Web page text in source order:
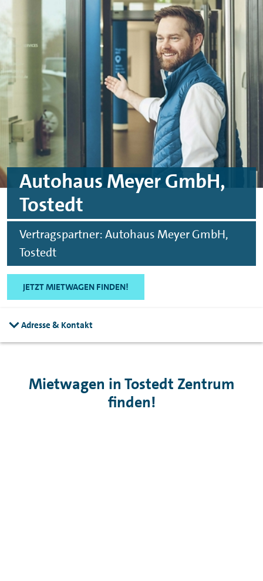
Skip to main content
Skip to footer
Autohaus Meyer GmbH,
Tostedt
Vertragspartner: Autohaus Meyer GmbH,
Tostedt
JETZT MIETWAGEN FINDEN!
Adresse & Kontakt
Mietwagen in Tostedt Zentrum
finden!